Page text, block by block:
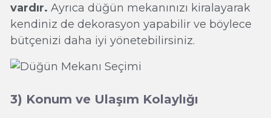
vardır. Ayrıca düğün mekanınızı kiralayarak
kendiniz de dekorasyon yapabilir ve böylece
bütçenizi daha iyi yönetebilirsiniz.
3) Konum ve Ulaşım Kolaylığı